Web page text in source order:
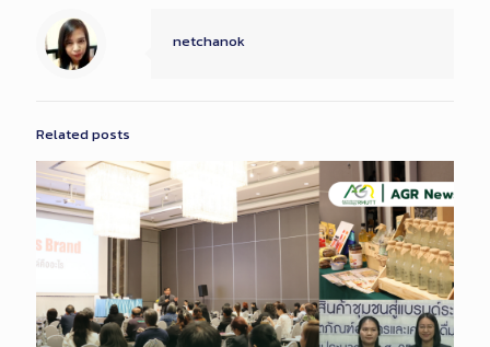
netchanok
Related posts